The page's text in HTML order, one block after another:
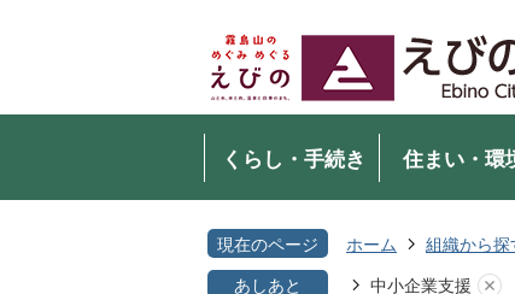
くらし・手続き 住まい・環
現在のページ ホーム 組織から探
あしあと
中小企業支援